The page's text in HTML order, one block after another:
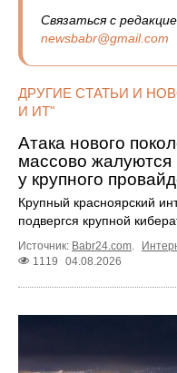
Связаться с
newsbabr@gmail.com
ДРУГИЕ СТАТЬИ И
И ИТ"
Атака нового
массово жалуются
у крупного
Крупный красноярский
подвергся крупной
Источник: Babr24.com.
1119
04.08.2026